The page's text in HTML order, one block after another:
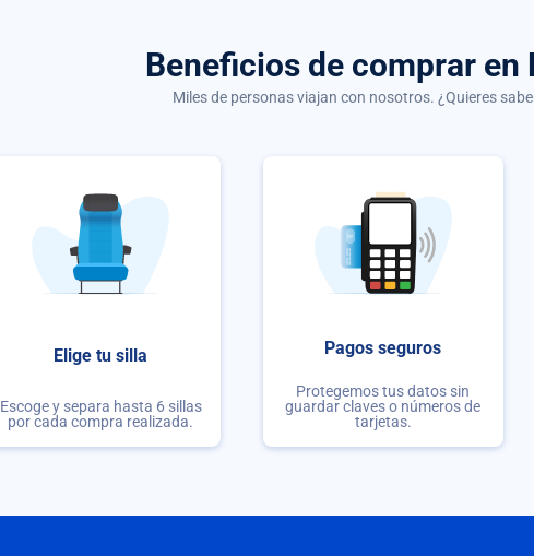
Beneficios de comprar en
Miles de personas viajan con nosotros. ¿Quieres
Elige tu silla
Escoge y separa hasta 6 sillas
por cada compra realizada.
Pagos seguros
Protegemos tus datos sin
guardar claves o números de
tarjetas.